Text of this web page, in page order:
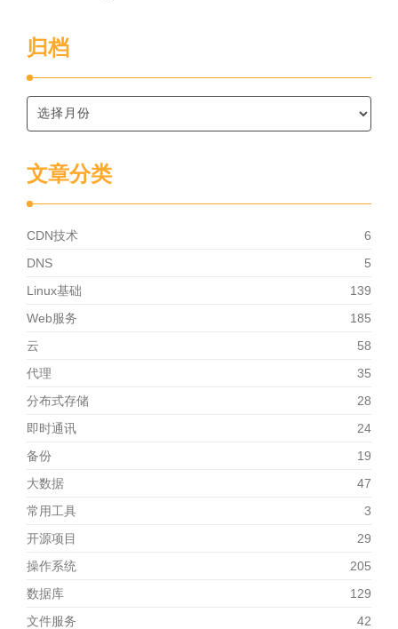
归档
文章分类
CDN技术
6
DNS
5
Linux基础
139
Web服务
185
云
58
代理
35
分布式存储
28
即时通讯
24
备份
19
大数据
47
常用工具
3
开源项目
29
操作系统
205
数据库
129
文件服务
42